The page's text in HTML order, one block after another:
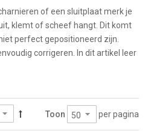
of een sluitplaat merk je
klemt of scheef hangt. Dit komt
perfect gepositioneerd zijn.
corrigeren. In dit artikel leer
Toon per pagina